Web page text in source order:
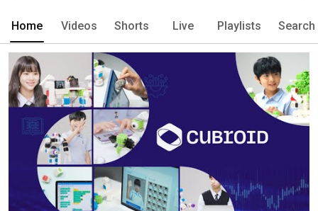
Home Videos Shorts Live Playlists Search